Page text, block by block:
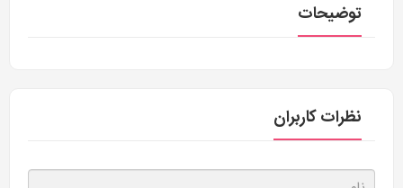
توضیحات
نظرات کاربران